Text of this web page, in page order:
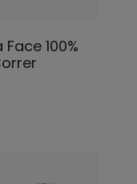
100%